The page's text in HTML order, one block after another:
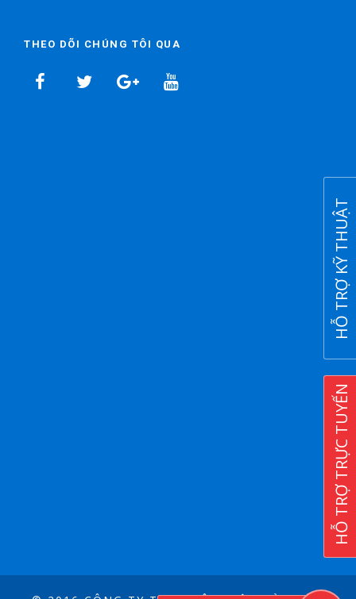
THEO DÕI CHÚNG TÔI QUA
HỖ TRỢ TRỰC TUYẾN
HỖ TRỢ KỸ THUẬT